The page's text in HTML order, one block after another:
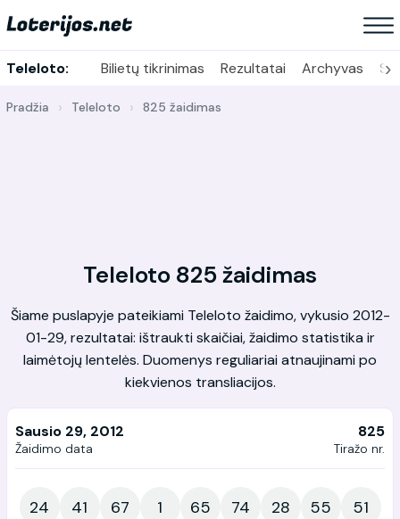
Teleloto: Bilietų tikrinimas Rezultatai Archyvas ›
Pradžia Teleloto 825 žaidimas
Teleloto 825 žaidimas
Šiame puslapyje pateikiami Teleloto žaidimo, vykusio 2012-
01-29, rezultatai: ištraukti skaičiai, žaidimo statistika ir
laimėtojų lentelės. Duomenys reguliariai atnaujinami po
kiekvienos transliacijos.
Sausio 29, 2012
Žaidimo data
825
Tiražo nr.
24 41 67 1 65 74 28 55
51